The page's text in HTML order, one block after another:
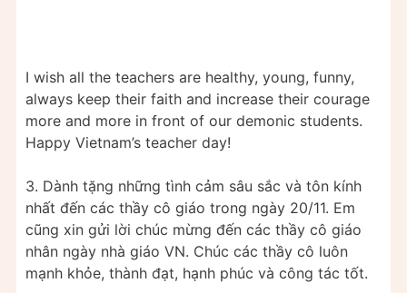
I wish all the teachers are healthy, young, funny,
always keep their faith and increase their courage
more and more in front of our demonic students.
Happy Vietnam’s teacher day!
3. Dành tặng những tình cảm sâu sắc và tôn kính
nhất đến các thầy cô giáo trong ngày 20/11. Em
cũng xin gửi lời chúc mừng đến các thầy cô giáo
nhân ngày nhà giáo VN. Chúc các thầy cô luôn
mạnh khỏe, thành đạt, hạnh phúc và công tác tốt.